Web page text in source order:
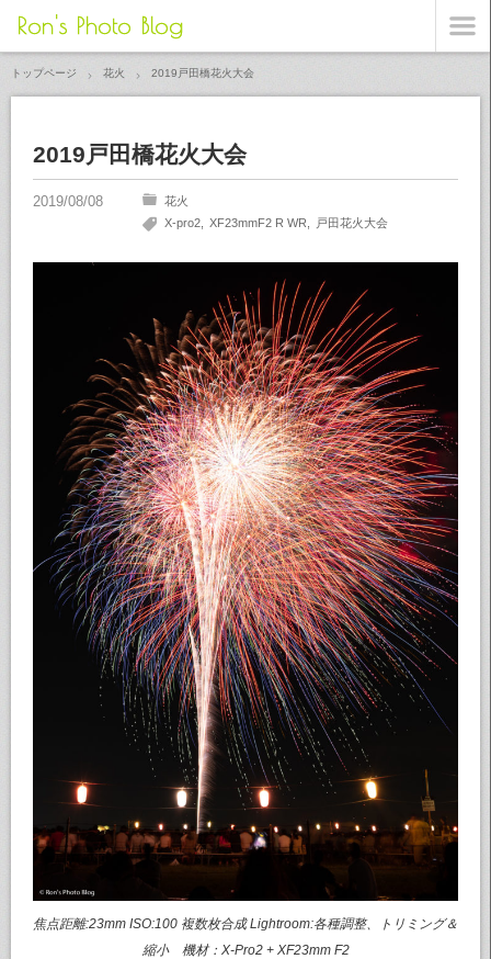
Ron's Photo Blog
トップページ 花火 2019戸田橋花火大会
2019戸田橋花火大会
花火
X-pro2
XF23mmF2 R WR 戸田花火大会
焦点距離:23mm ISO:100 複数枚合成 Lightroom:各種調整、トリミング＆
縮小 機材：X-Pro2 + XF23mm F2